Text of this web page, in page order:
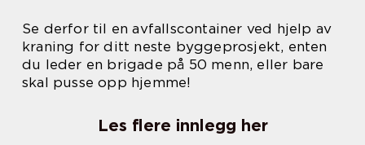
Se derfor til en avfallscontainer ved hjelp av
kraning for ditt neste byggeprosjekt, enten
du leder en brigade på 50 menn, eller bare
skal pusse opp hjemme!
Les flere innlegg her